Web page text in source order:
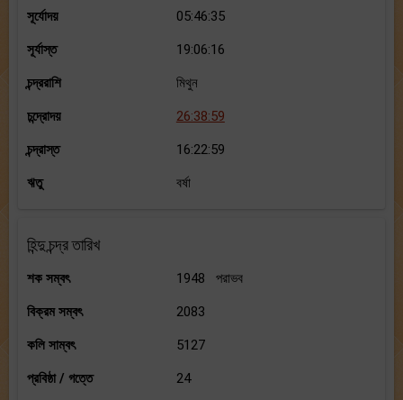
সূর্যোদয় 05:46:35
সূর্যাস্ত 19:06:16
চন্দ্ররাশি মিথুন
চন্দ্রোদয় 26:38:59
চন্দ্রাস্ত 16:22:59
ঋতু বর্ষা
হিন্দু চন্দ্র তারিখ
শক সম্বৎ 1948 পরাভব
বিক্রম সম্বৎ 2083
কলি সাম্বৎ 5127
প্রবিষ্ঠা / গত্তে 24